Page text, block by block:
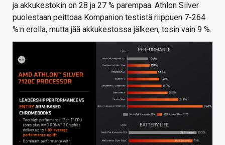
ja akkukestokin on 28 ja 27 % parempaa. Athlon Silver
puolestaan peittoaa Kompanion testistä riippuen 7-264
%:n erolla, mutta jää akkukestossa jälkeen, tosin vain 9 %.